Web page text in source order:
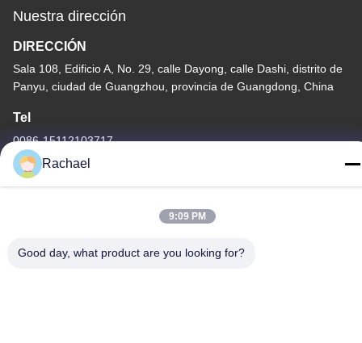
Nuestra dirección
DIRECCIÓN
Sala 108, Edificio A, No. 29, calle Dayong, calle Dashi, distrito de
Panyu, ciudad de Guangzhou, provincia de Guangdong, China
Tel
0086-15112103717
Política de privacidad | Mapa del Sitio
Rachael
9:09 PM
Good day, what product are you looking for?